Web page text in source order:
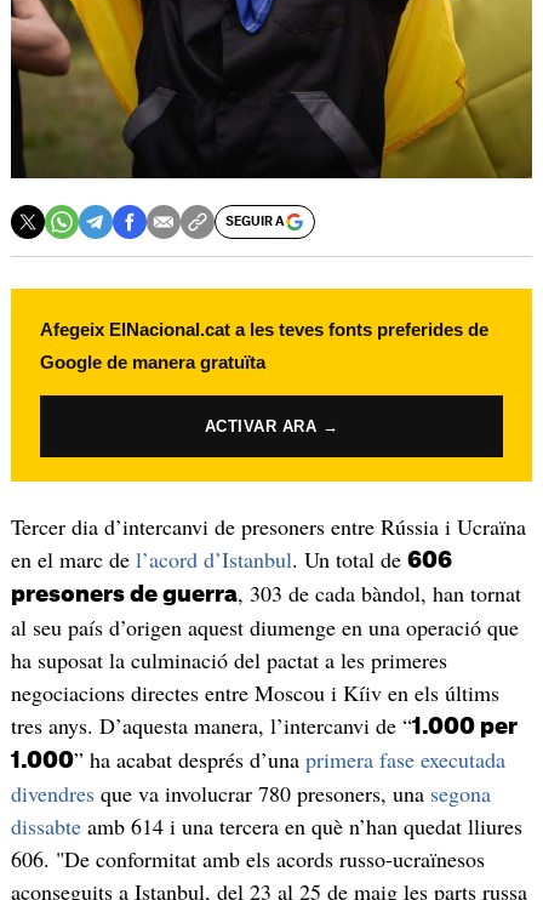
SEGUIR A
Afegeix ElNacional.cat a les teves fonts preferides de
Google de manera gratuïta
ACTIVAR ARA →
Tercer dia d’intercanvi de presoners entre Rússia i Ucraïna
en el marc de l’acord d’Istanbul. Un total de 606
presoners de guerra, 303 de cada bàndol, han tornat
al seu país d’origen aquest diumenge en una operació que
ha suposat la culminació del pactat a les primeres
negociacions directes entre Moscou i Kíiv en els últims
tres anys. D’aquesta manera, l’intercanvi de “1.000 per
1.000” ha acabat després d’una primera fase executada
divendresque va involucrar 780 presoners, una segona
dissabteamb 614 i una tercera en què n’han quedat lliures
606. "De conformitat amb els acords russo-ucraïnesos
aconseguits a Istanbul, del 23 al 25 de maig les parts russa